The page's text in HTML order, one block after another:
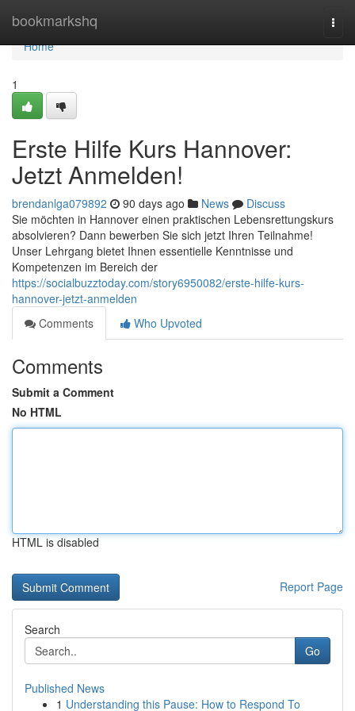
bookmarkshq
Home
Home
1
Erste Hilfe Kurs Hannover:
Jetzt Anmelden!
brendanlga079892 90 days ago News
Discuss
Sie möchten in Hannover einen praktischen Lebensrettungskurs
absolvieren? Dann bewerben Sie sich jetzt Ihren Teilnahme!
Unser Lehrgang bietet Ihnen essentielle Kenntnisse und
Kompetenzen im Bereich der
https://socialbuzztoday.com/story6950082/erste-hilfe-kurs-
hannover-jetzt-anmelden
Comments
Who Upvoted
Comments
Submit a Comment
No HTML
HTML is disabled
Report Page
Search
Go
Published News
1 Understanding this Pause: How to Respond To